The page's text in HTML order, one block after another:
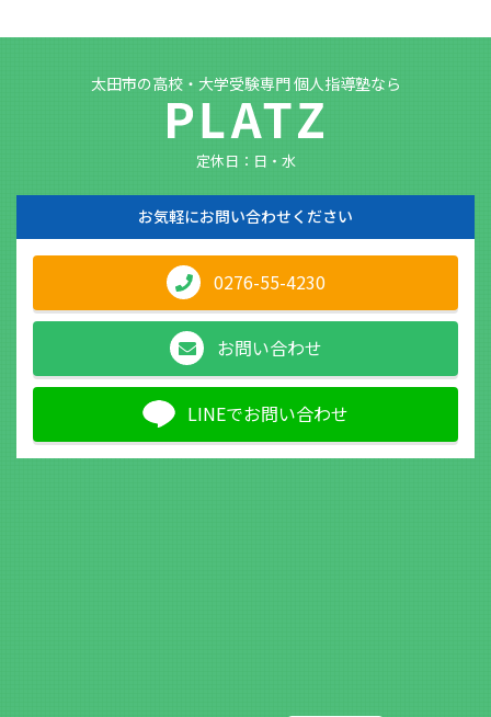
太田市の高校・大学受験専門 個人指導塾なら
定休日：日・水
お気軽にお問い合わせください
0276-55-4230
お問い合わせ
LINEでお問い合わせ